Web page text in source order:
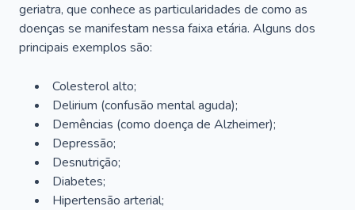
geriatra, que conhece as particularidades de como as
doenças se manifestam nessa faixa etária. Alguns dos
principais exemplos são:
Colesterol alto;
Delirium (confusão mental aguda);
Demências (como doença de Alzheimer);
Depressão;
Desnutrição;
Diabetes;
Hipertensão arterial;